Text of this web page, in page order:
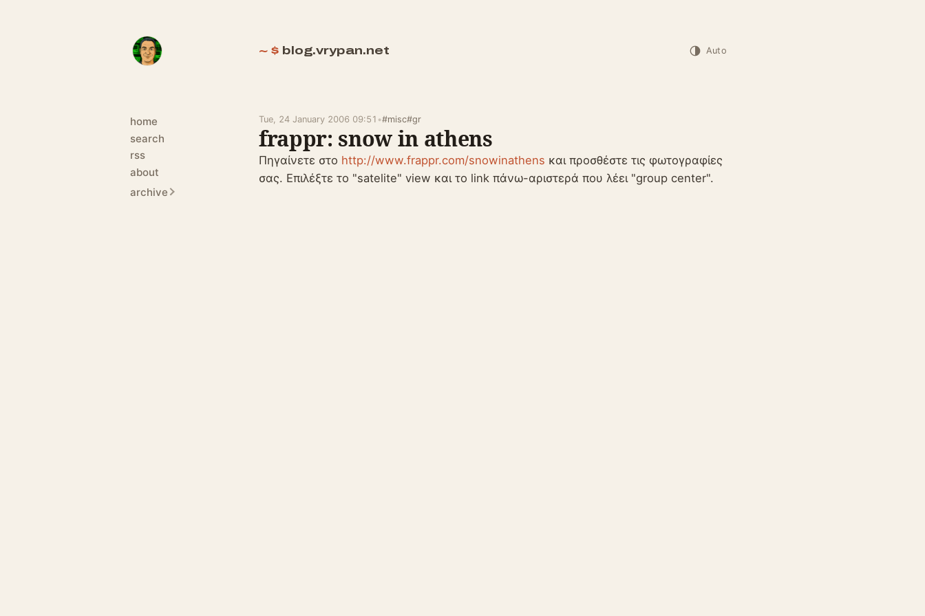
home
search
rss
about
archive
blog.vrypan.net Auto
Tue, 24 January 2006 09:51 •#misc#gr
frappr: snow in athens
Πηγαίνετε στο http://www.frappr.com/snowinathens και προσθέστε τις φωτογραφίες
σας. Επιλέξτε το "satelite" view και το link πάνω-αριστερά που λέει "group center".